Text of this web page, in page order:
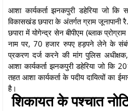
आशा कार्यकर्ता झनकपुरी डहेरिया जो कि
विकासखंड छपारा के अंतर्गत ग्राम जूनापानी
छपारा में योगेन्द्र सेन बीपीएम (ब्लाक
नाम पर, 70 हजार रुपए हड़पने लेने के
प्रकरण दर्ज करने की मांग पुलिस
आशा कार्यकर्ता झनकपुरी डहेरिया जो कि
तहत आशा कार्यकर्ता के पदीय दायित्वों का
है।
शिकायत के पश्चात